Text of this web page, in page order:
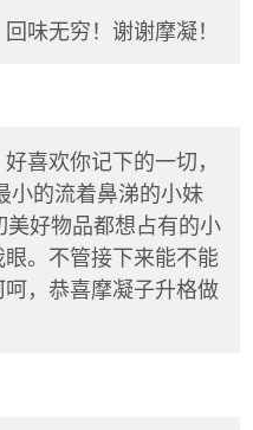
味无穷！谢谢摩凝！
喜欢你记下的一切，
小的流着鼻涕的小妹
好物品都想占有的小
。不管接下来能不能
，恭喜摩凝子升格做